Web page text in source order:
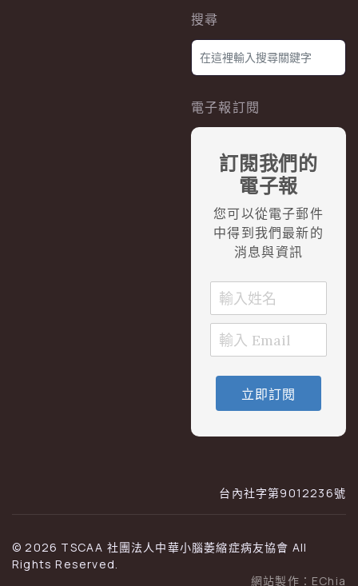
搜尋
電子報訂閱
訂閱我們的
電子報
您可以從電子郵件
中得到我們最新的
消息與資訊
立即訂閱
台內社字第9012236號
© 2026 TSCAA 社團法人中華小腦萎縮症病友協會 All
Rights Reserved.
網站製作： EChia